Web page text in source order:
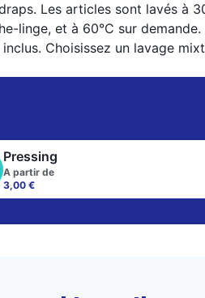
Les articles sont lavés à
linge, et à 60°C sur
inclus. Choisissez un lavage
Pressing
A partir de
3,00 €